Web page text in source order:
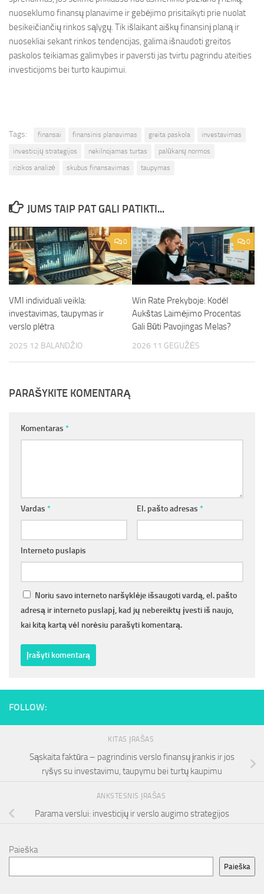
nuoseklumo finansų planavime ir gebėjimo prisitaikyti prie nuolat
besikeičiančių rinkos sąlygų. Tik išlaikant aiškų finansinį planą ir
nuosekliai sekant rinkos tendencijas, galima išnaudoti greitos
paskolos teikiamas galimybes ir paversti jas tvirtu pagrindu ateities
investicijoms bei turto kaupimui.
Tags: finansai finansinis planavimas greita paskola
investavimas
investicijų strategijos
nekilnojamas turtas
palūkanų normos
rizikos analizė
skubus finansavimas taupymas
JUMS TAIP PAT GALI PATIKTI...
0
VMI individuali veikla:
investavimas, taupymas ir
verslo plėtra
2025 12 BALANDŽIO
0
Win Rate Prekyboje: Kodėl
Aukštas Laimėjimo Procentas
Gali Būti Pavojingas Melas?
2026 11 GEGUŽĖS
PARAŠYKITE KOMENTARĄ
Komentaras *
Vardas * El. pašto adresas *
Interneto puslapis
Noriu savo interneto naršyklėje išsaugoti vardą, el. pašto
adresą ir interneto puslapį, kad jų nebereiktų įvesti iš naujo,
kai kitą kartą vėl norėsiu parašyti komentarą.
FOLLOW:
KITAS ĮRAŠAS
Sąskaita faktūra – pagrindinis verslo finansų įrankis ir jos
ryšys su investavimu, taupymu bei turtų kaupimu
ANKSTESNIS ĮRAŠAS
Parama verslui: investicijų ir verslo augimo strategijos
Paieška
Paieška